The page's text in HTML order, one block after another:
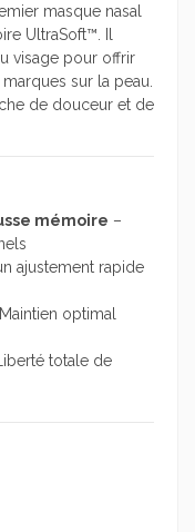
masque nasal
UltraSoft™. Il
visage pour offrir
sur la peau.
de douceur et de
mémoire –
ajustement rapide
optimal
totale de